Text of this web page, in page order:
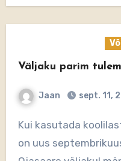
Väljaku parim
Jaan sept. 11,
Kui kasutada koolilastele mõeldud sõnu, et kõik
on uus